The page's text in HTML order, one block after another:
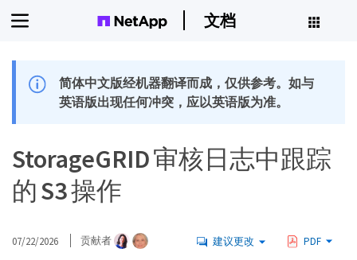
文档
简体中文版经机器翻译而成，仅供参考。如与
英语版出现任何冲突，应以英语版为准。
StorageGRID 审核日志中跟踪
的 S3 操作
07/22/2026 贡献者 建议更改 PDF